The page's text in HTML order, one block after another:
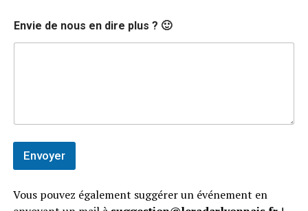
Envie de nous en dire plus ? 🙂
Envoyer
Vous pouvez également suggérer un événement en